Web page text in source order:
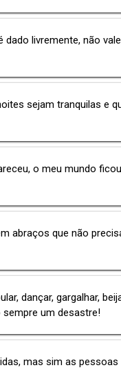
livremente, não
sejam tranquilas e
o meu mundo
abraços que não
dançar, gargalhar,
um desastre!
mas sim as pessoas